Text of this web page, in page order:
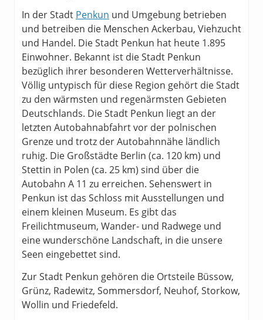
In der Stadt Penkun und Umgebung betrieben
und betreiben die Menschen Ackerbau, Viehzucht
und Handel. Die Stadt Penkun hat heute 1.895
Einwohner. Bekannt ist die Stadt Penkun
bezüglich ihrer besonderen Wetterverhältnisse.
Völlig untypisch für diese Region gehört die Stadt
zu den wärmsten und regenärmsten Gebieten
Deutschlands. Die Stadt Penkun liegt an der
letzten Autobahnabfahrt vor der polnischen
Grenze und trotz der Autobahnnähe ländlich
ruhig. Die Großstädte Berlin (ca. 120 km) und
Stettin in Polen (ca. 25 km) sind über die
Autobahn A 11 zu erreichen. Sehenswert in
Penkun ist das Schloss mit Ausstellungen und
einem kleinen Museum. Es gibt das
Freilichtmuseum, Wander- und Radwege und
eine wunderschöne Landschaft, in die unsere
Seen eingebettet sind.
Zur Stadt Penkun gehören die Ortsteile Büssow,
Grünz, Radewitz, Sommersdorf, Neuhof, Storkow,
Wollin und Friedefeld.